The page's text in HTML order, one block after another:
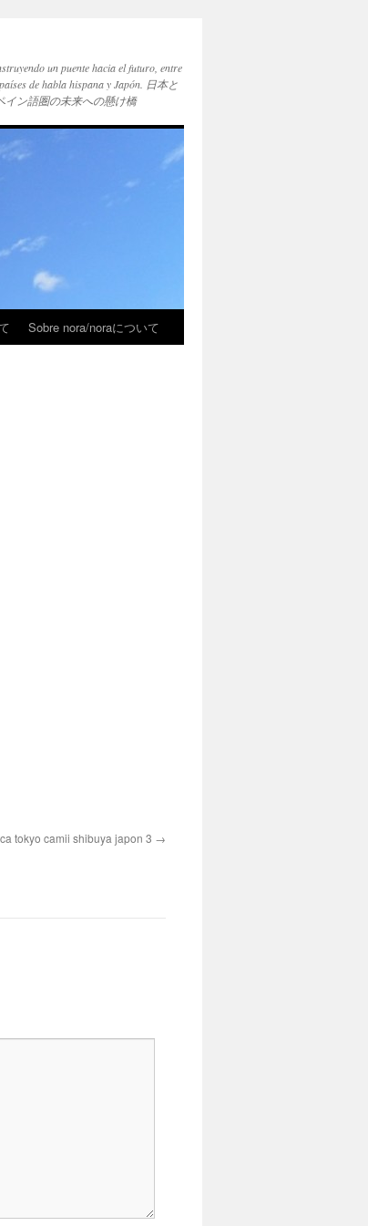
un puente hacia el futuro, entre
de habla hispana y Japón. 日本と
イン語圏の未来への懸け橋
Sobre nora/noraについて
tokyo camii shibuya japon 3